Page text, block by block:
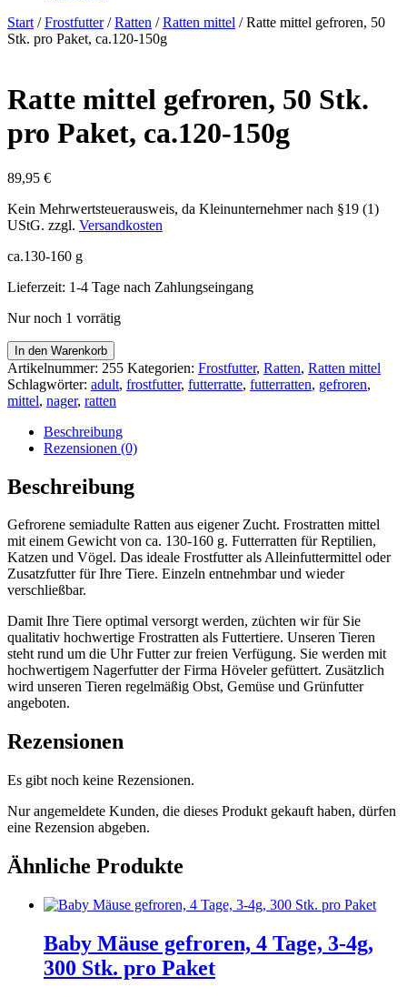
Start /Frostfutter/Ratten /Ratten mittel / Ratte mittel gefroren, 50
Stk. pro Paket, ca.120-150g
Ratte mittel gefroren, 50 Stk.
pro Paket, ca.120-150g
89,95 €
Kein Mehrwertsteuerausweis, da Kleinunternehmer nach §19 (1)
UStG. zzgl. Versandkosten
ca.130-160 g
Lieferzeit: 1-4 Tage nach Zahlungseingang
Nur noch 1 vorrätig
Ratte
mittel
gefroren,
50
Paket,
150g
Menge
In den Warenkorb
Artikelnummer: 255 Kategorien: Frostfutter, Ratten, Ratten mittel
Schlagwörter: adult, frostfutter, futterratte, futterratten, gefroren,
mittel, nager, ratten
Beschreibung
Rezensionen (0)
Beschreibung
Gefrorene semiadulte Ratten aus eigener Zucht. Frostratten mittel
mit einem Gewicht von ca. 130-160 g. Futterratten für Reptilien,
Katzen und Vögel. Das ideale Frostfutter als Alleinfuttermittel oder
Zusatzfutter für Ihre Tiere. Einzeln entnehmbar und wieder
verschließbar.
Damit Ihre Tiere optimal versorgt werden, züchten wir für Sie
qualitativ hochwertige Frostratten als Futtertiere. Unseren Tieren
steht rund um die Uhr Futter zur freien Verfügung. Sie werden mit
hochwertigem Nagerfutter der Firma Höveler gefüttert. Zusätzlich
wird unseren Tieren regelmäßig Obst, Gemüse und Grünfutter
angeboten.
Rezensionen
Es gibt noch keine Rezensionen.
Nur angemeldete Kunden, die dieses Produkt gekauft haben, dürfen
eine Rezension abgeben.
Ähnliche Produkte
Baby Mäuse gefroren, 4 Tage, 3-4g,
300 Stk. pro Paket